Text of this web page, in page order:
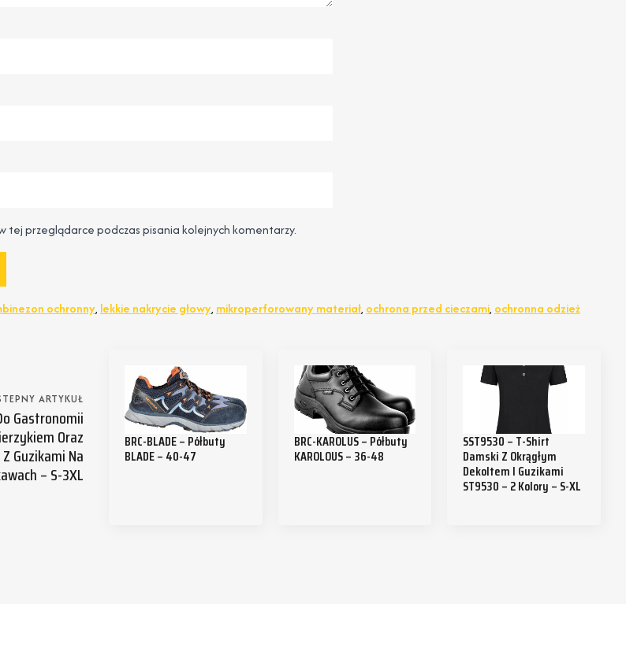
tej przeglądarce podczas pisania kolejnych komentarzy.
ochronny, lekkie nakrycie głowy, mikroperforowany materiał, ochrona przed cieczami, ochronna odzież
ARTYKUŁ
Gastronomii
Oraz
Guzikami Na
– S-3XL
BRC-BLADE – Półbuty
BLADE – 40-47
BRC-KAROLUS – Półbuty
KAROLOUS – 36-48
SST9530 – T-Shirt
Damski Z Okrągłym
Dekoltem I Guzikami
ST9530 – 2 Kolory – S-XL